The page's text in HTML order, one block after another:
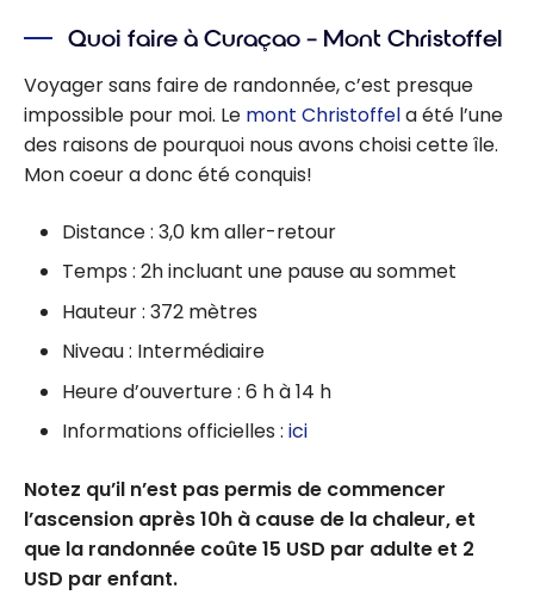
Quoi faire à Curaçao – Mont Christoffel
Voyager sans faire de randonnée, c’est presque
impossible pour moi. Le mont Christoffela été l’une
des raisons de pourquoi nous avons choisi cette île.
Mon coeur a donc été conquis!
Distance : 3,0 km aller-retour
Temps : 2h incluant une pause au sommet
Hauteur : 372 mètres
Niveau : Intermédiaire
Heure d’ouverture : 6 h à 14 h
Informations officielles : ici
Notez qu’il n’est pas permis de commencer
l’ascension après 10h à cause de la chaleur, et
que la randonnée coûte 15 USD par adulte et 2
USD par enfant.